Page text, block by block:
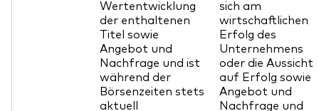
Wertentwicklung
der enthaltenen
Titel sowie
Angebot und
Nachfrage und ist
während der
Börsenzeiten stets
aktuell
sich am
wirtschaftlichen
Erfolg des
Unternehmens
oder die Aussicht
auf Erfolg sowie
Angebot und
Nachfrage und